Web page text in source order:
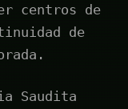
centros de
de
Saudita